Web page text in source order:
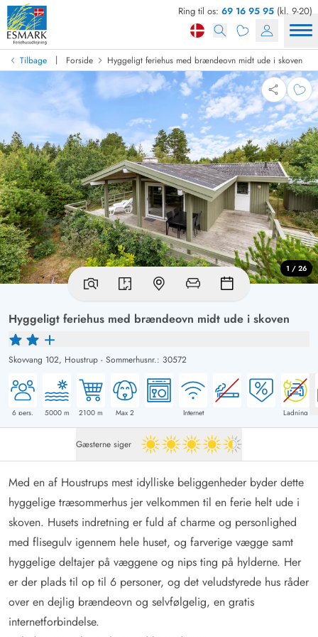
Ring til os: 69 16 95 95 (kl. 9-20)
Tilbage | Forside Hyggeligt feriehus med brændeovn midt ude i skoven
Hyggeligt feriehus med brændeovn midt ude i skoven
Skovvang 102, Houstrup - Sommerhusnr.: 30572
6 pers. 5000m 2100 m Max 2 Internet Ladning
1 / 26
Gæsterne siger 4.5 ud af 5
Med en af Houstrups mest idylliske beliggenheder byder dette
hyggelige træsommerhus jer velkommen til en ferie helt ude i
skoven. Husets indretning er fuld af charme og personlighed
med flisegulv igennem hele huset, og farverige vægge samt
hyggelige deltajer på væggene og nips ting på hylderne. Her
er der plads til op til 6 personer, og det veludstyrede hus råder
over en dejlig brændeovn og selvfølgelig, en gratis
internetforbindelse.